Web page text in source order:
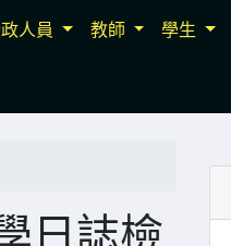
人員 教師 學生
日誌檢